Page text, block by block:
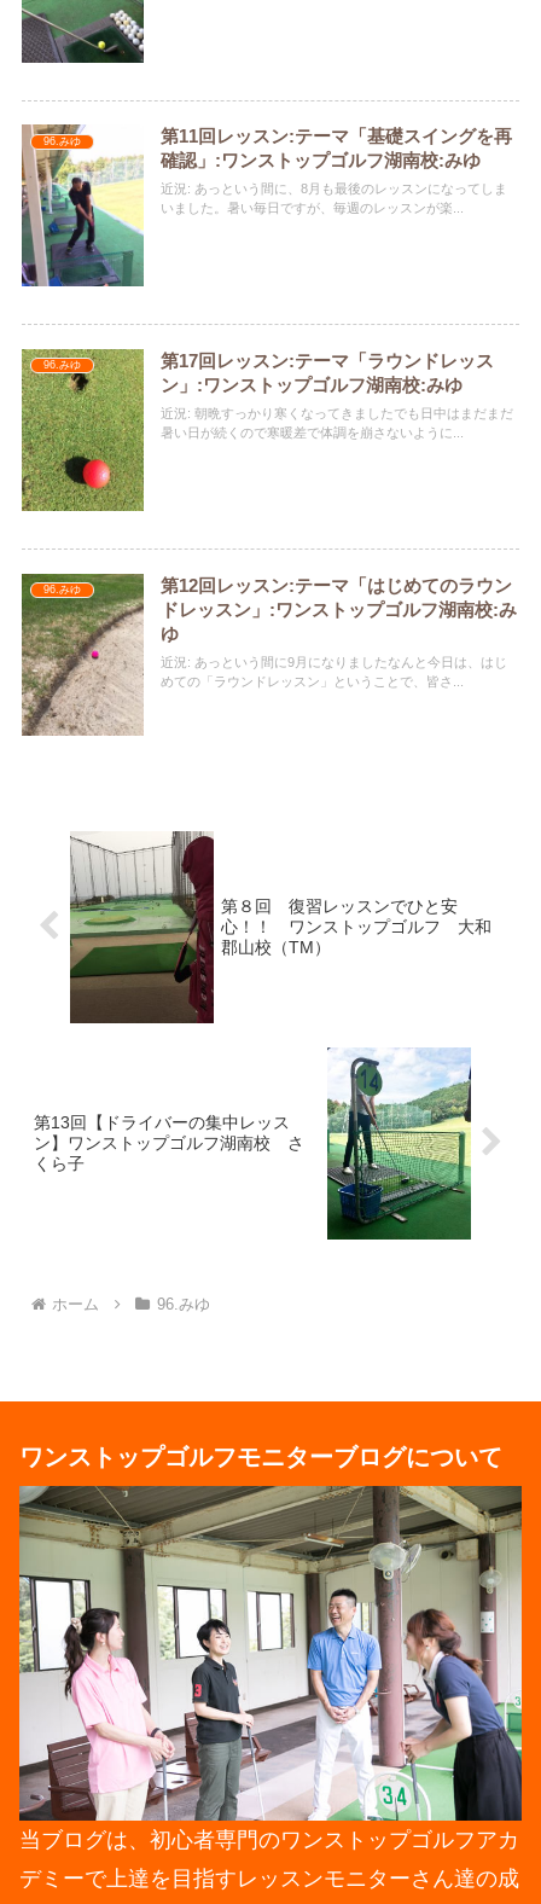
96.みゆ
第11回レッスン:テーマ「基礎スイングを再
確認」:ワンストップゴルフ湖南校:みゆ
近況: あっという間に、8月も最後のレッスンになってしま
いました。暑い毎日ですが、毎週のレッスンが楽...
96.みゆ
第17回レッスン:テーマ「ラウンドレッス
ン」:ワンストップゴルフ湖南校:みゆ
近況: 朝晩すっかり寒くなってきましたでも日中はまだまだ
暑い日が続くので寒暖差で体調を崩さないように...
96.みゆ
第12回レッスン:テーマ「はじめてのラウン
ドレッスン」:ワンストップゴルフ湖南校:み
ゆ
近況: あっという間に9月になりましたなんと今日は、はじ
めての「ラウンドレッスン」ということで、皆さ...
第８回 復習レッスンでひと安
心！！ ワンストップゴルフ 大和
郡山校（TM）
第13回【ドライバーの集中レッス
ン】ワンストップゴルフ湖南校 さ
くら子
ホーム 96.みゆ
ワンストップゴルフモニターブログについて
当ブログは、初心者専門のワンストップゴルフアカ
デミーで上達を目指すレッスンモニターさん達の成